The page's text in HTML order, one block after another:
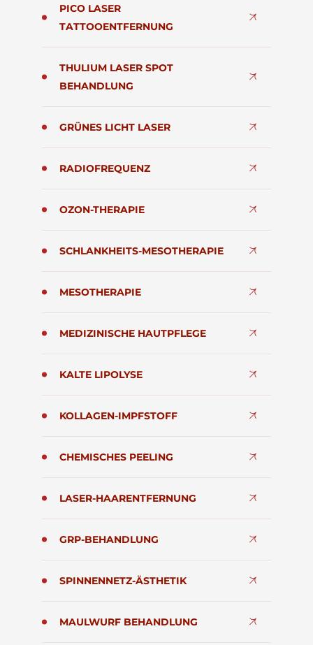
PICO LASER
TATTOOENTFERNUNG
THULIUM LASER SPOT
BEHANDLUNG
GRÜNES LICHT LASER
RADIOFREQUENZ
OZON-THERAPIE
SCHLANKHEITS-MESOTHERAPIE
MESOTHERAPIE
MEDIZINISCHE HAUTPFLEGE
KALTE LIPOLYSE
KOLLAGEN-IMPFSTOFF
CHEMISCHES PEELING
LASER-HAARENTFERNUNG
GRP-BEHANDLUNG
SPINNENNETZ-ÄSTHETIK
MAULWURF BEHANDLUNG